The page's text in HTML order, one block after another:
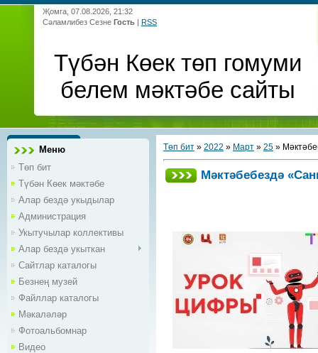
Җомга, 07.08.2026, 21:32
Сәламлибез Сезне Гость | RSS
Түбән Көек төп гомуми
белем мәктәбе сайты
Меню
Төп бит
Түбән Көек мәктәбе
Алар бездә укыдылар
Администрация
Укытучылар коллективы
Алар бездә укыткан
Сайтлар каталогы
Безнең музей
Файллар каталогы
Мәкаләләр
Фотоальбомнар
Видео
Төп бит » 2022 » Март » 25 »
Мәктәбебездә